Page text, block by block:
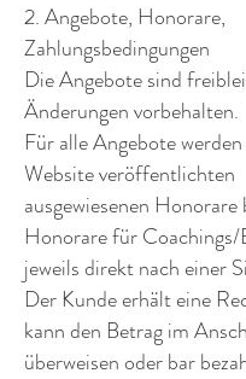
2. Angebote, Honorare,
Zahlungsbedingungen
Die Angebote sind
Änderungen vorbehalten.
Für alle Angebote
Website veröffentlichten
ausgewiesenen Honorare
Honorare für Coachings/
jeweils direkt nach einer
Der Kunde erhält eine
kann den Betrag im
überweisen oder bar